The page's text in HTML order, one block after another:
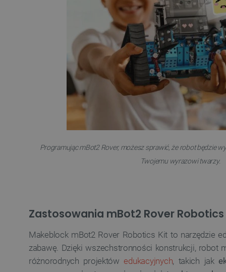
Programując mBot2 Rover, możesz sprawić, że robot będzie
Twojemu wyrazowi twarzy.
Zastosowania mBot2 Rover Robotics
Makeblock mBot2 Rover Robotics Kit to narzędzie
zabawę. Dzięki wszechstronności konstrukcji, robot
różnorodnych projektówedukacyjnych, takich jak
_smvs
LaSID
__cf_bm